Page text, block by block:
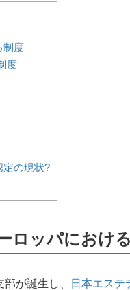
制度
度
定の現状?
ロッパにおけ
が誕生し、 日本エステ